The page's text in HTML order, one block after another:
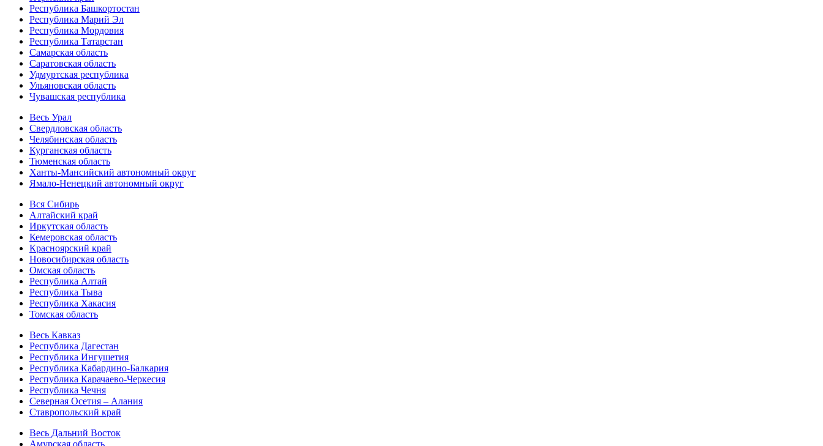
Республика Башкортостан
Республика Марий Эл
Республика Мордовия
Республика Татарстан
Самарская область
Саратовская область
Удмуртская республика
Ульяновская область
Чувашская республика
Весь Урал
Свердловская область
Челябинская область
Курганская область
Тюменская область
Ханты-Мансийский автономный округ
Ямало-Ненецкий автономный округ
Вся Сибирь
Алтайский край
Иркутская область
Кемеровская область
Красноярский край
Новосибирская область
Омская область
Республика Алтай
Республика Тыва
Республика Хакасия
Томская область
Весь Кавказ
Республика Дагестан
Республика Ингушетия
Республика Кабардино-Балкария
Республика Карачаево-Черкесия
Республика Чечня
Северная Осетия – Алания
Ставропольский край
Весь Дальний Восток
Амурская область